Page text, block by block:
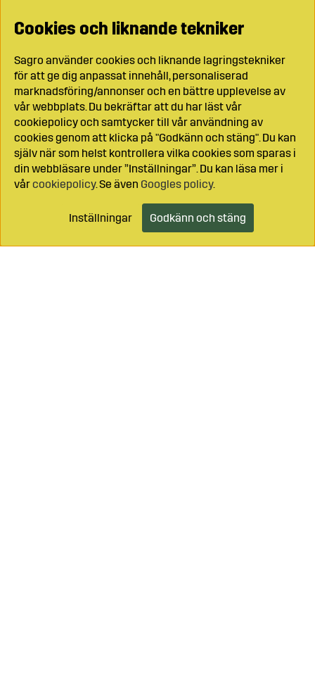
Cookies och liknande tekniker
Sagro använder cookies och liknande lagringstekniker
för att ge dig anpassat innehåll, personaliserad
marknadsföring/annonser och en bättre upplevelse av
vår webbplats. Du bekräftar att du har läst vår
cookiepolicy och samtycker till vår användning av
cookies genom att klicka på "Godkänn och stäng". Du kan
själv när som helst kontrollera vilka cookies som sparas i
din webbläsare under ”Inställningar”. Du kan läsa mer i
vårcookiepolicy. Se även Googles policy.
Inställningar Godkänn och stäng